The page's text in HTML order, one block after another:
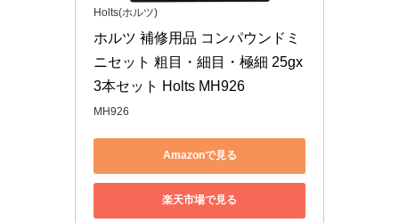
Holts(ホルツ)
ホルツ 補修用品 コンパウンドミ
ニセット 粗目・細目・極細 25gx
3本セット Holts MH926
MH926
Amazonで見る
楽天市場で見る